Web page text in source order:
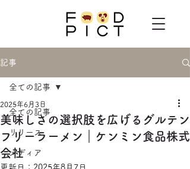
記事
全ての記事
リリース
メディア
全ての記事
美味しさの選択肢を広げるグルテン
フリーラーメン｜ケンミン食品株式
会社
2025年6月3日
更新日： 2025年8月7日